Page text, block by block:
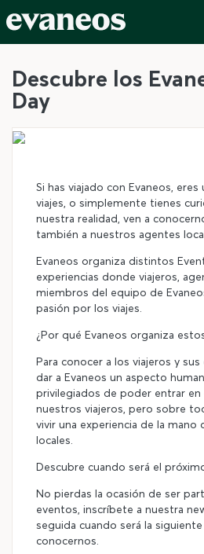
Descubre los
Day
Si has viajado con Evaneos,
viajes, o simplemente tienes
nuestra realidad, ven a
también a nuestros agentes
Evaneos organiza distintos
experiencias donde viajeros,
miembros del equipo de
pasión por los viajes.
¿Por qué Evaneos organiza
Para conocer a los viajeros y
dar a Evaneos un aspecto
privilegiados de poder entrar
nuestros viajeros, pero sobre
vivir una experiencia de la
locales.
Descubre cuando será el
No pierdas la ocasión de ser
eventos, inscríbete a nuestra
seguida cuando será la
conocernos.